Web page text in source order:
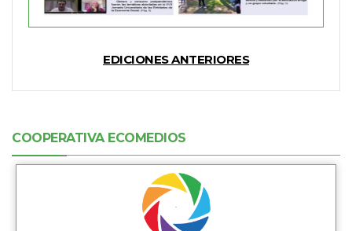
EDICIONES ANTERIORES
COOPERATIVA ECOMEDIOS